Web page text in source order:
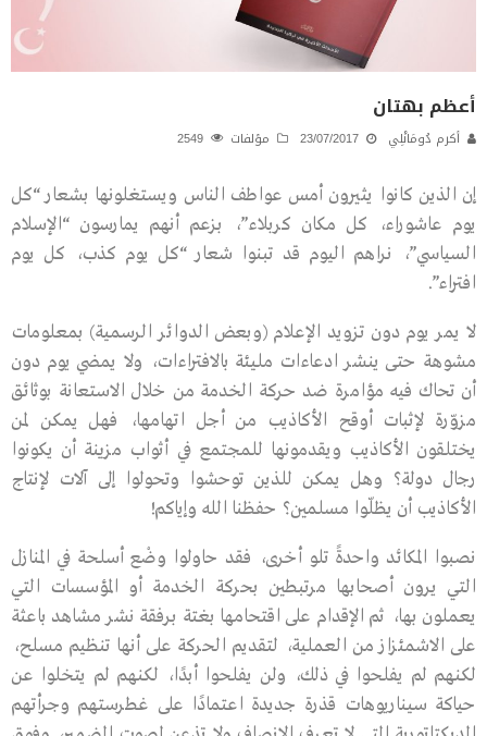
أعظم بهتان
أكرم دُومَانْلِي 23/07/2017 مؤلفات
إن الذين كانوا يثيرون أمس عواطف الناس ويستغلونها بشعار “كل
يوم عاشوراء، كل مكان كربلاء”، بزعم أنهم يمارسون “الإسلام
السياسي”، نراهم اليوم قد تبنوا شعار “كل يوم كذب، كل يوم
افتراء”.
لا يمر يوم دون تزويد الإعلام (وبعض الدوائر الرسمية) بمعلومات
مشوهة حتى ينشر ادعاءات مليئة بالافتراءات، ولا يمضي يوم دون
أن تحاك فيه مؤامرة ضد حركة الخدمة من خلال الاستعانة بوثائق
مزوّرة لإثبات أوقح الأكاذيب من أجل اتهامها، فهل يمكن لمن
يختلقون الأكاذيب ويقدمونها للمجتمع في أثواب مزينة أن يكونوا
رجال دولة؟ وهل يمكن للذين توحشوا وتحولوا إلى آلات لإنتاج
الأكاذيب أن يظلّوا مسلمين؟ حفظنا الله وإياكم!
نصبوا المكائد واحدةً تلو أخرى، فقد حاولوا وضْع أسلحة في المنازل
التي يرون أصحابها مرتبطين بحركة الخدمة أو المؤسسات التي
يعملون بها، ثم الإقدام على اقتحامها بغتة برفقة نشر مشاهد باعثة
على الاشمئزاز من العملية، لتقديم الحركة على أنها تنظيم مسلح،
لكنهم لم يفلحوا في ذلك، ولن يفلحوا أبدًا، لكنهم لم يتخلوا عن
حياكة سيناريوهات قذرة جديدة اعتمادًا على غطرستهم وجرأتهم